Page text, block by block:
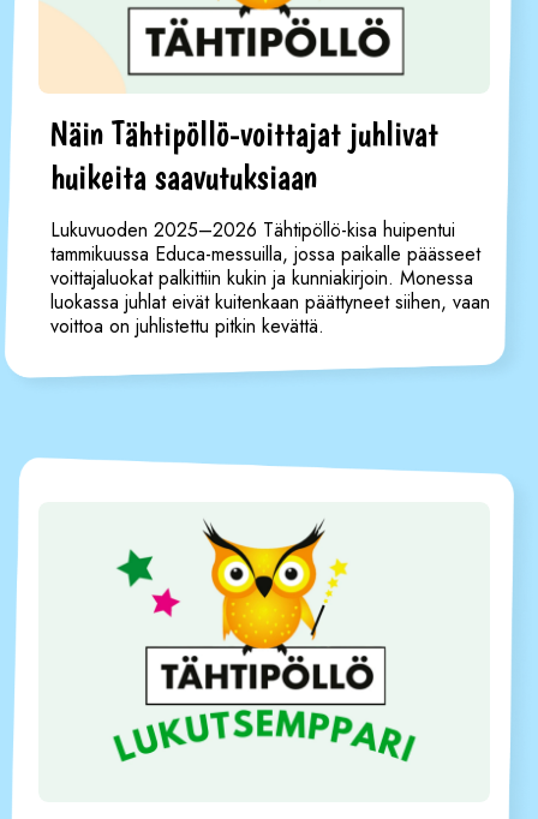
Näin Tähtipöllö-voittajat juhlivat
huikeita saavutuksiaan
Lukuvuoden 2025–2026 Tähtipöllö-kisa huipentui
tammikuussa Educa-messuilla, jossa paikalle päässeet
voittajaluokat palkittiin kukin ja kunniakirjoin. Monessa
luokassa juhlat eivät kuitenkaan päättyneet siihen, vaan
voittoa on juhlistettu pitkin kevättä.